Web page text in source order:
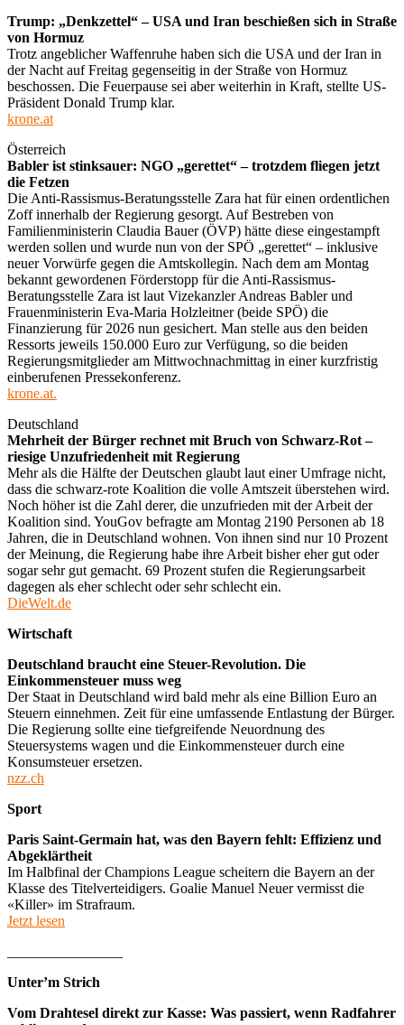
Trump: „Denkzettel“ – USA und Iran beschießen sich in Straße
von Hormuz
Trotz angeblicher Waffenruhe haben sich die USA und der Iran in
der Nacht auf Freitag gegenseitig in der Straße von Hormuz
beschossen. Die Feuerpause sei aber weiterhin in Kraft, stellte US-
Präsident Donald Trump klar.
krone.at
Österreich
Babler ist stinksauer: NGO „gerettet“ – trotzdem fliegen jetzt
die Fetzen
Die Anti-Rassismus-Beratungsstelle Zara hat für einen ordentlichen
Zoff innerhalb der Regierung gesorgt. Auf Bestreben von
Familienministerin Claudia Bauer (ÖVP) hätte diese eingestampft
werden sollen und wurde nun von der SPÖ „gerettet“ – inklusive
neuer Vorwürfe gegen die Amtskollegin. Nach dem am Montag
bekannt gewordenen Förderstopp für die Anti-Rassismus-
Beratungsstelle Zara ist laut Vizekanzler Andreas Babler und
Frauenministerin Eva-Maria Holzleitner (beide SPÖ) die
Finanzierung für 2026 nun gesichert. Man stelle aus den beiden
Ressorts jeweils 150.000 Euro zur Verfügung, so die beiden
Regierungsmitglieder am Mittwochnachmittag in einer kurzfristig
einberufenen Pressekonferenz.
krone.at.
Deutschland
Mehrheit der Bürger rechnet mit Bruch von Schwarz-Rot –
riesige Unzufriedenheit mit Regierung
Mehr als die Hälfte der Deutschen glaubt laut einer Umfrage nicht,
dass die schwarz-rote Koalition die volle Amtszeit überstehen wird.
Noch höher ist die Zahl derer, die unzufrieden mit der Arbeit der
Koalition sind. YouGov befragte am Montag 2190 Personen ab 18
Jahren, die in Deutschland wohnen. Von ihnen sind nur 10 Prozent
der Meinung, die Regierung habe ihre Arbeit bisher eher gut oder
sogar sehr gut gemacht. 69 Prozent stufen die Regierungsarbeit
dagegen als eher schlecht oder sehr schlecht ein.
DieWelt.de
Wirtschaft
Deutschland braucht eine Steuer-Revolution. Die
Einkommensteuer muss weg
Der Staat in Deutschland wird bald mehr als eine Billion Euro an
Steuern einnehmen. Zeit für eine umfassende Entlastung der Bürger.
Die Regierung sollte eine tiefgreifende Neuordnung des
Steuersystems wagen und die Einkommensteuer durch eine
Konsumsteuer ersetzen.
nzz.ch
Sport
Paris Saint-Germain hat, was den Bayern fehlt: Effizienz und
Abgeklärtheit
Im Halbfinal der Champions League scheitern die Bayern an der
Klasse des Titelverteidigers. Goalie Manuel Neuer vermisst die
«Killer» im Strafraum.
Jetzt lesen
Unter’m Strich
Vom Drahtesel direkt zur Kasse: Was passiert, wenn Radfahrer